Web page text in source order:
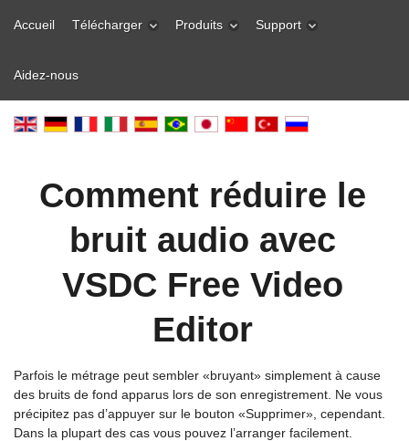
Accueil Télécharger Produits Support
Aidez-nous
Comment réduire le
bruit audio avec
VSDC Free Video
Editor
Parfois le métrage peut sembler «bruyant» simplement à cause
des bruits de fond apparus lors de son enregistrement. Ne vous
précipitez pas d’appuyer sur le bouton «Supprimer», cependant.
Dans la plupart des cas vous pouvez l’arranger facilement.